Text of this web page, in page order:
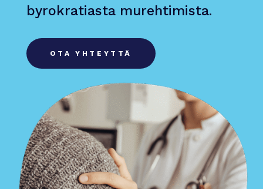
byrokratiasta murehtimista.
OTA YHTEYTTÄ